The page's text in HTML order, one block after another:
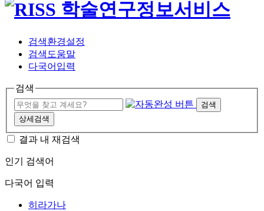
검색환경설정
검색도움말
다국어입력
검색
검색
상세검색
결과 내 재검색
인기 검색어
다국어 입력
히라가나